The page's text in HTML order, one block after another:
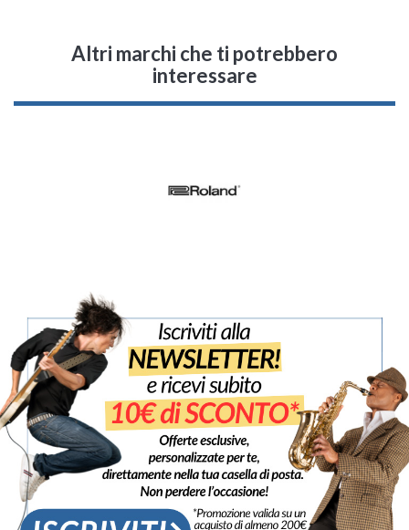
Altri marchi che ti potrebbero
interessare